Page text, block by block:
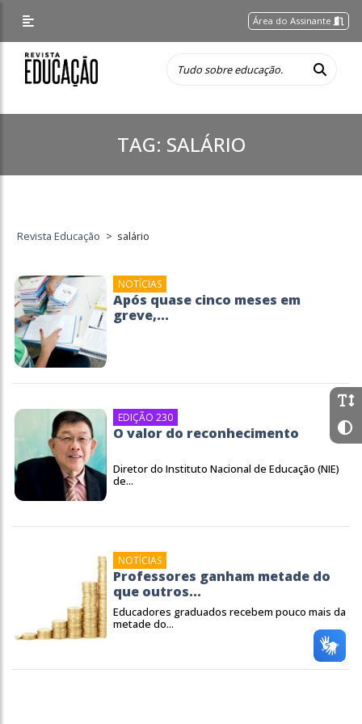
Área do Assinante
TAG: SALÁRIO
Revista Educação > salário
NOTÍCIAS
Após quase cinco meses em
greve,...
EDIÇÃO 230
O valor do reconhecimento
Diretor do Instituto Nacional de Educação (NIE)
de...
NOTÍCIAS
Professores ganham metade do
que outros...
Educadores graduados recebem pouco mais da
metade do...